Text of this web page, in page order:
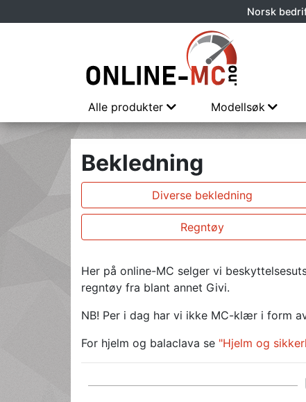
Norsk
Alle produkter Modellsøk
Bekledning
Diverse bekledning
Regntøy
Her på online-MC selger vi
regntøy fra blant annet Givi.
NB! Per i dag har vi ikke MC-klær i form
For hjelm og balaclava se "Hjelm og